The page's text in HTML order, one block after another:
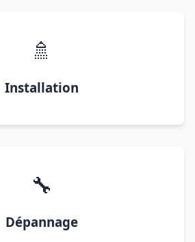
🚿
Installation
🔧
Dépannage